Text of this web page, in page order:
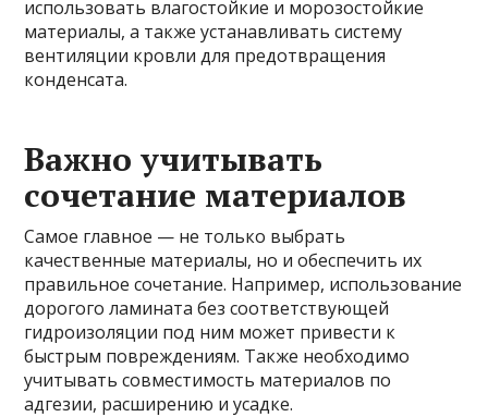
использовать влагостойкие и морозостойкие
материалы, а также устанавливать систему
вентиляции кровли для предотвращения
конденсата.
Важно учитывать
сочетание материалов
Самое главное — не только выбрать
качественные материалы, но и обеспечить их
правильное сочетание. Например, использование
дорогого ламината без соответствующей
гидроизоляции под ним может привести к
быстрым повреждениям. Также необходимо
учитывать совместимость материалов по
адгезии, расширению и усадке.